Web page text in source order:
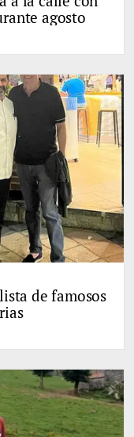
agosto
de famosos